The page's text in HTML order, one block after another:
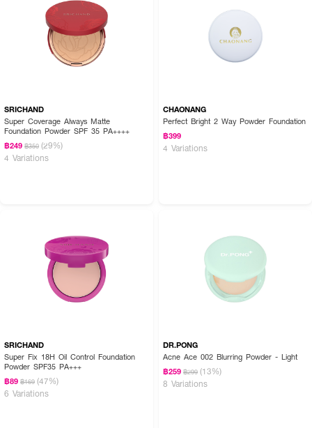
SRICHAND
Super Coverage Always Matte
Foundation Powder SPF 35 PA++++
฿249 ฿350 (29%)
4 Variations
CHAONANG
Perfect Bright 2 Way Powder Foundation
฿399
4 Variations
SRICHAND
Super Fix 18H Oil Control Foundation
Powder SPF35 PA+++
฿89 ฿169 (47%)
6 Variations
DR.PONG
Acne Ace 002 Blurring Powder - Light
฿259 ฿299 (13%)
8 Variations